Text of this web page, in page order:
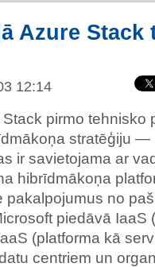
Azure Stack
12:14
pirmo tehnisko
stratēģiju
ir savietojama ar
hibrīdmākoņa
pakalpojumus no
piedāvā IaaS
(platforma kā
centriem un